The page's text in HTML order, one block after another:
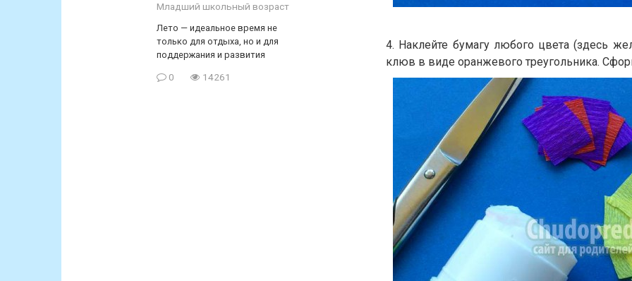
4. Наклейте бумагу любого цвета (здесь
клюв в виде оранжевого треугольника.
Младший школьный возраст
Лето — идеальное время не
только для отдыха, но и для
поддержания и развития
0 14261